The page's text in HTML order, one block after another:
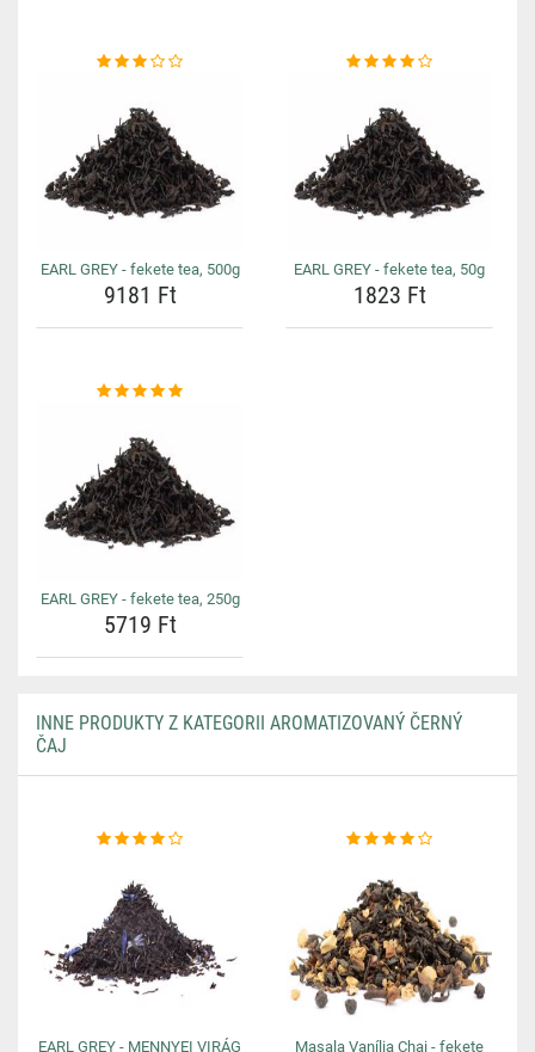
EARL GREY - fekete tea, 500g
9181 Ft
EARL GREY - fekete tea, 50g
1823 Ft
EARL GREY - fekete tea, 250g
5719 Ft
INNE PRODUKTY Z KATEGORII AROMATIZOVANÝ ČERNÝ
ČAJ
EARL GREY - MENNYEI VIRÁG Masala Vanília Chai - fekete